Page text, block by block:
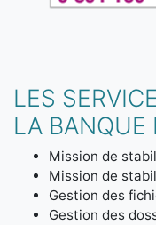
LES
LA BANQUE
Mission de
Mission de
Gestion des
Gestion des